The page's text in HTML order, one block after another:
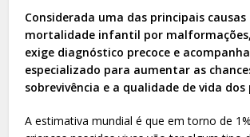
Considerada uma das principais causas
mortalidade infantil por
exige diagnóstico precoce e
especializado para aumentar as
sobrevivência e a qualidade de vida dos
A estimativa mundial é que em torno de